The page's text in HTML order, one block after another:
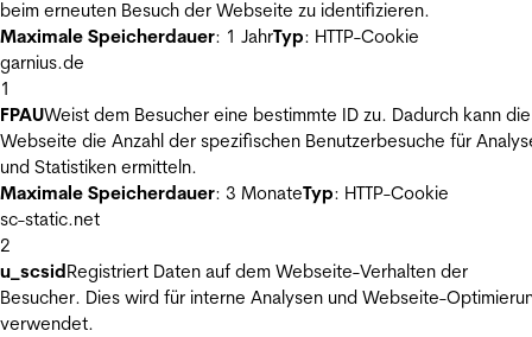
beim erneuten Besuch der Webseite zu identifizieren.
Maximale Speicherdauer: 1 JahrTyp: HTTP-Cookie
garnius.de
1
FPAUWeist dem Besucher eine bestimmte ID zu. Dadurch kann die
Webseite die Anzahl der spezifischen Benutzerbesuche für
und Statistiken ermitteln.
Maximale Speicherdauer: 3 MonateTyp: HTTP-Cookie
sc-static.net
2
u_scsidRegistriert Daten auf dem Webseite-Verhalten der
Besucher. Dies wird für interne Analysen und Webseite-
verwendet.